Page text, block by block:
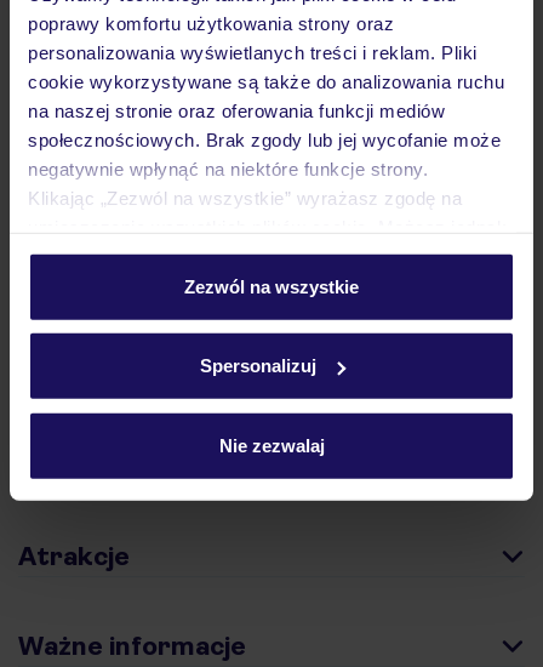
poprawy komfortu użytkowania strony oraz
personalizowania wyświetlanych treści i reklam. Pliki
cookie wykorzystywane są także do analizowania ruchu
na naszej stronie oraz oferowania funkcji mediów
społecznościowych. Brak zgody lub jej wycofanie może
negatywnie wpłynąć na niektóre funkcje strony.
Klikając „Zezwól na wszystkie” wyrażasz zgodę na
personalizować swój wybór wchodząc w zakładkę
Szczegółowe informacje o plikach cookie znajdziesz
Zezwól na wszystkie
Spersonalizuj
Nie zezwalaj
Lider niskich cen
Największe biuro
podróży w Polsce
Hotel
Atrakcje
Ważne informacje